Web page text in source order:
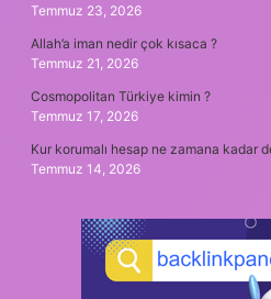
Temmuz 23, 2026
Allah’a iman nedir çok kısaca ?
Temmuz 21, 2026
Cosmopolitan Türkiye kimin ?
Temmuz 17, 2026
Kur korumalı hesap ne zamana kadar
Temmuz 14, 2026